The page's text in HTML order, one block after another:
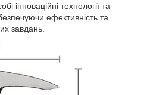
інноваційні технології та
ефективність та
завдань.